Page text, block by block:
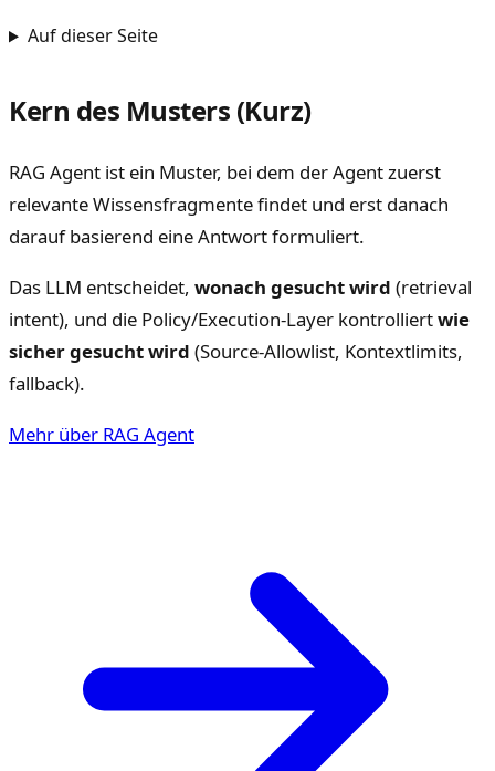
Auf dieser Seite
Kern des Musters (Kurz)
RAG Agent ist ein Muster, bei dem der Agent zuerst
relevante Wissensfragmente findet und erst danach
darauf basierend eine Antwort formuliert.
Das LLM entscheidet, wonach gesucht wird (retrieval
intent), und die Policy/Execution-Layer kontrolliertwie
sicher gesucht wird (Source-Allowlist, Kontextlimits,
fallback).
Mehr über RAG Agent